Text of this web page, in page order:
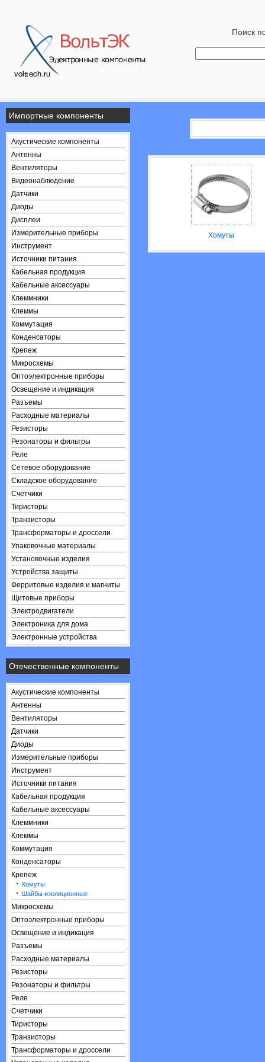
Поиск
Импортные компоненты
Акустические компоненты
Антенны
Вентиляторы
Видеонаблюдение
Датчики
Диоды
Дисплеи
Измерительные приборы
Инструмент
Источники питания
Кабельная продукция
Кабельные аксессуары
Клеммники
Клеммы
Коммутация
Конденсаторы
Крепеж
Микросхемы
Оптоэлектронные приборы
Освещение и индикация
Разъемы
Расходные материалы
Резисторы
Резонаторы и фильтры
Реле
Сетевое оборудование
Складское оборудование
Счетчики
Тиристоры
Транзисторы
Трансформаторы и дроссели
Упаковочные материалы
Установочные изделия
Устройства защиты
Ферритовые изделия и магниты
Щитовые приборы
Электродвигатели
Электроника для дома
Электронные устройства
Отечественные компоненты
Акустические компоненты
Антенны
Вентиляторы
Датчики
Диоды
Измерительные приборы
Инструмент
Источники питания
Кабельная продукция
Кабельные аксессуары
Клеммники
Клеммы
Коммутация
Конденсаторы
Крепеж
· Хомуты
· Шайбы изоляционные
Микросхемы
Оптоэлектронные приборы
Освещение и индикация
Разъемы
Расходные материалы
Резисторы
Резонаторы и фильтры
Реле
Счетчики
Тиристоры
Транзисторы
Трансформаторы и дроссели
Хомуты